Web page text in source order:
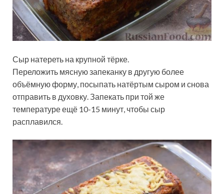
Сыр натереть на крупной тёрке.
Переложить мясную запеканку в другую более
объёмную форму, посыпать натёртым сыром и снова
отправить в духовку. Запекать при той же
температуре ещё 10-15 минут, чтобы сыр
расплавился.